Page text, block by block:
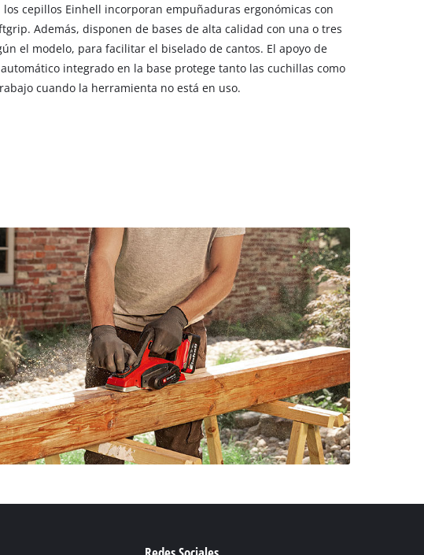
los cepillos Einhell incorporan empuñaduras ergonómicas con
Además, disponen de bases de alta calidad con una o tres
el modelo, para facilitar el biselado de cantos. El apoyo de
integrado en la base protege tanto las cuchillas como
cuando la herramienta no está en uso.